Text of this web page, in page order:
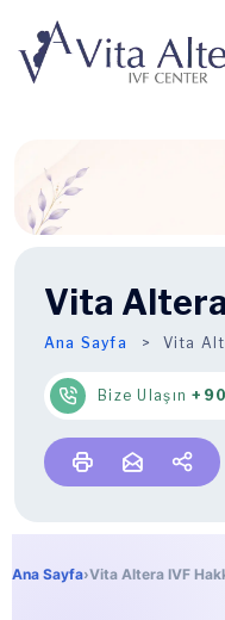
Vita
Ana Sayfa Vita
Bize Ulaşın
Ana Sayfa›Vita Altera IVF